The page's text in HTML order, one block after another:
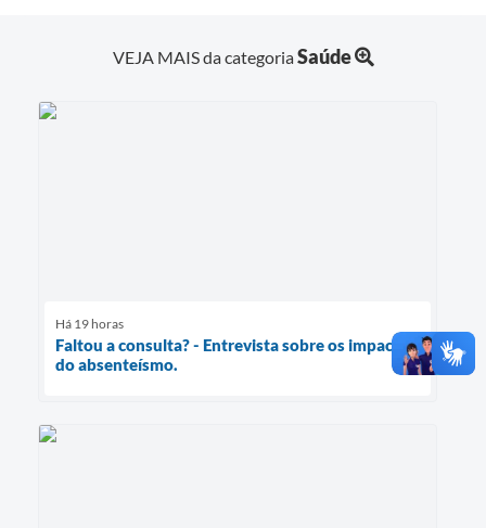
VEJA MAIS da categoriaSaúde
Há 19 horas
Faltou a consulta? - Entrevista sobre os impactos
do absenteísmo.